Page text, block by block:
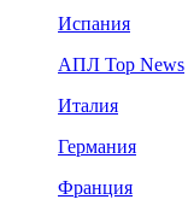
Испания
АПЛ Top News
Италия
Германия
Франция